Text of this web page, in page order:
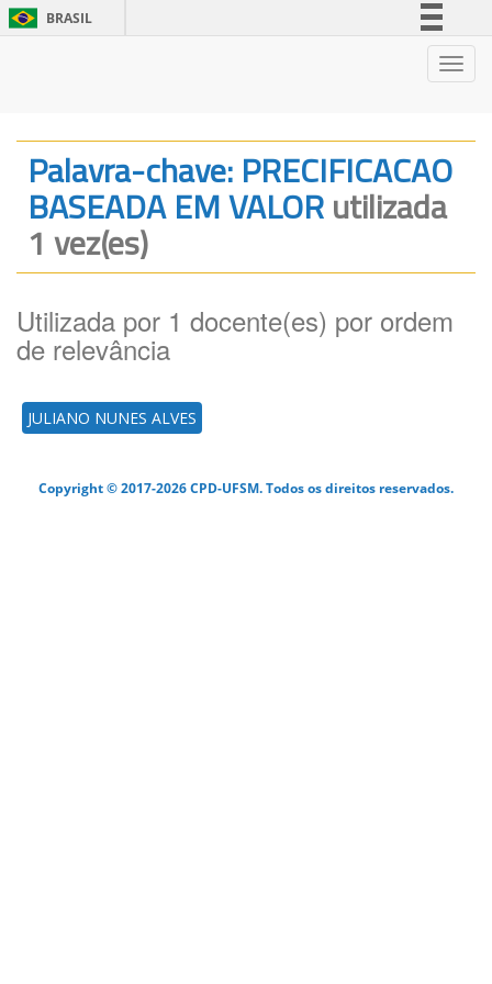
BRASIL
Legislação
Canais
Palavra-chave: PRECIFICACAO
BASEADA EM VALORutilizada
1 vez(es)
Utilizada por 1 docente(es) por ordem
de relevância
JULIANO NUNES ALVES
Copyright © 2017-2026 CPD-UFSM. Todos os direitos reservados.